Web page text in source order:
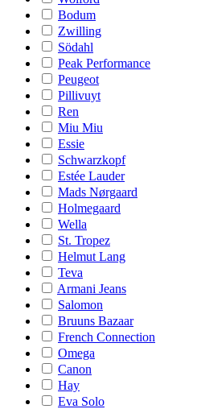
Bodum
Zwilling
Södahl
Peak Performance
Peugeot
Pillivuyt
Ren
Miu Miu
Essie
Schwarzkopf
Estée Lauder
Mads Nørgaard
Holmegaard
Wella
St. Tropez
Helmut Lang
Teva
Armani Jeans
Salomon
Bruuns Bazaar
French Connection
Omega
Canon
Hay
Eva Solo